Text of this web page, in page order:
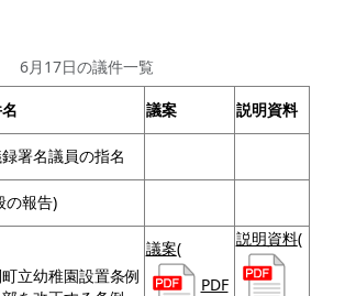
6月17日の議件一覧
議案 説明資料
署名議員の指名
の報告)
立幼稚園設置条例
議案(
PDF
説明資料(